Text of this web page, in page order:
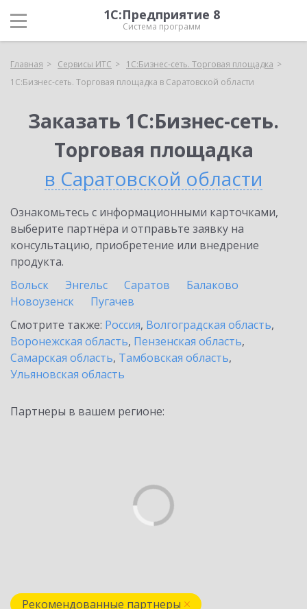
1С:Предприятие 8
Система программ
Главная Сервисы ИТС
1С:Бизнес-сеть. Торговая площадка
1С:Бизнес-сеть. Торговая площадка в Саратовской области
Заказать 1С:Бизнес-сеть.
Торговая площадка
в Саратовской области
Ознакомьтесь с информационными карточками,
выберите партнёра и отправьте заявку на
консультацию, приобретение или внедрение
продукта.
Вольск
Энгельс Саратов
Балаково
Новоузенск
Пугачев
Смотрите также: Россия, Волгоградская область,
Воронежская область, Пензенская область,
Самарская область, Тамбовская область,
Ульяновская область
Партнеры в вашем регионе:
Рекомендованные партнеры